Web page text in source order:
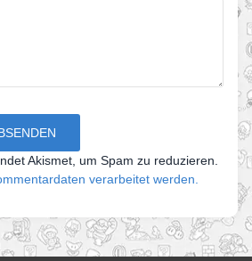
Akismet, um Spam zu reduzieren.
verarbeitet werden.